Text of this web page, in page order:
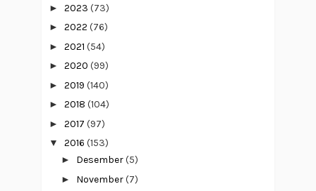
► 2023 (73)
► 2022 (76)
► 2021 (54)
► 2020 (99)
► 2019 (140)
► 2018 (104)
► 2017 (97)
▼ 2016 (153)
► Desember(5)
► November(7)